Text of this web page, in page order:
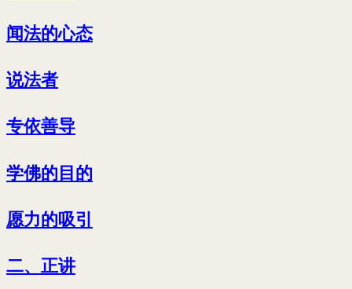
闻法的心态
说法者
专依善导
学佛的目的
愿力的吸引
二、正讲